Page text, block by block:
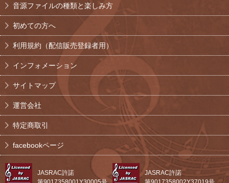
音源ファイルの種類と楽しみ方
初めての方へ
利用規約（配信販売登録者用）
インフォメーション
サイトマップ
運営会社
特定商取引
facebookページ
JASRAC許諾
JASRAC許諾